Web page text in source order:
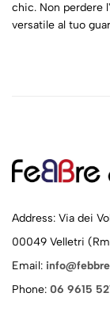
chic. Non perdere
versatile al tuo
Address: Via dei
00049 Velletri
Email:
Phone: 06 9615